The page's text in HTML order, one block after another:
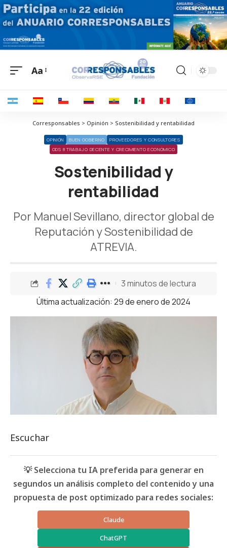
Aa
Corresponsables > Opinión > Sostenibilidad y rentabilidad
OPINIÓN BUEN GOBIERNO
PROVEEDORES Y CONSULTORES
ODS 8 TRABAJO DECENTE Y CRECIMIENTO ECONÓMICO
Sostenibilidad y
rentabilidad
Por Manuel Sevillano, director global de
Reputación y Sostenibilidad de
ATREVIA.
Última actualización: 29 de enero de 2024
3 minutos de lectura
Escuchar
💡 Selecciona tu IA preferida para generar en
segundos un análisis completo del contenido y una
propuesta de post optimizado para redes sociales:
Claude
ChatGPT